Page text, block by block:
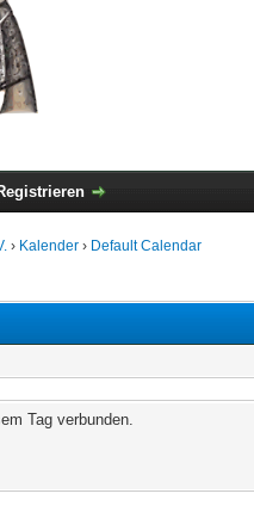
› Kalender › Default Calendar
Tag verbunden.